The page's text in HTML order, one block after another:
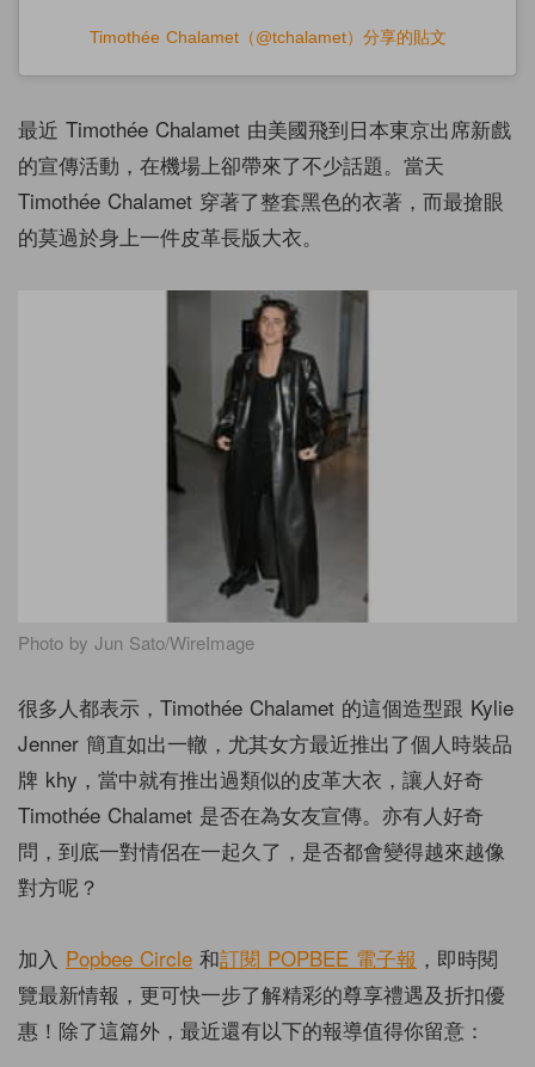
Timothée Chalamet（@tchalamet）分享的貼文
最近 Timothée Chalamet 由美國飛到日本東京出席新戲
的宣傳活動，在機場上卻帶來了不少話題。當天
Timothée Chalamet 穿著了整套黑色的衣著，而最搶眼
的莫過於身上一件皮革長版大衣。
Photo by Jun Sato/WireImage
很多人都表示，Timothée Chalamet 的這個造型跟 Kylie
Jenner 簡直如出一轍，尤其女方最近推出了個人時裝品
牌 khy，當中就有推出過類似的皮革大衣，讓人好奇
Timothée Chalamet 是否在為女友宣傳。亦有人好奇
問，到底一對情侶在一起久了，是否都會變得越來越像
對方呢？
加入 Popbee Circle 和訂閱 POPBEE 電子報 ，即時閱
覽最新情報，更可快一步了解精彩的尊享禮遇及折扣優
惠！除了這篇外，最近還有以下的報導值得你留意：